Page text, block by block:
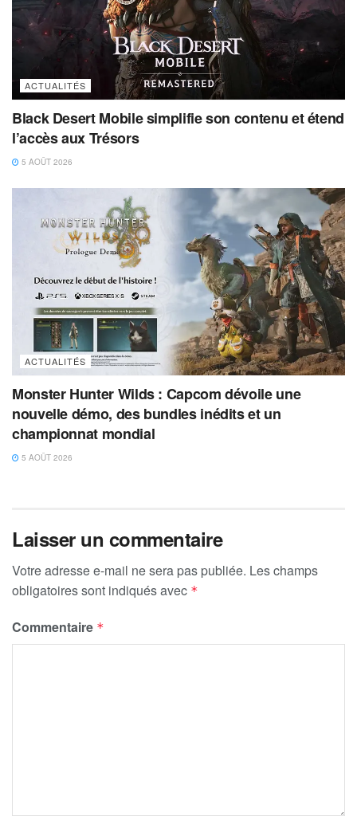
ACTUALITÉS
Black Desert Mobile simplifie son contenu et étend
l’accès aux Trésors
5 AOÛT 2026
ACTUALITÉS
Monster Hunter Wilds : Capcom dévoile une
nouvelle démo, des bundles inédits et un
championnat mondial
5 AOÛT 2026
Laisser un commentaire
Votre adresse e-mail ne sera pas publiée. Les champs
obligatoires sont indiqués avec *
Commentaire *